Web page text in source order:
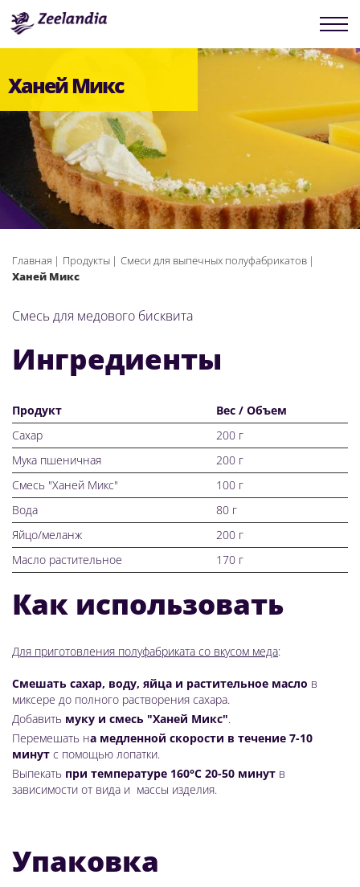
Ханей Микс
Главная Продукты
Смеси для выпечных полуфабрикатов
Ханей Микс
Смесь для медового бисквита
Ингредиенты
Продукт
Вес / Объем
Сахар
200 г
Мука пшеничная
200 г
Смесь "Ханей Микс"
100 г
Вода
80 г
Яйцо/меланж
200 г
Масло растительное
170 г
Как использовать
Для приготовления полуфабриката со вкусом меда:
Смешать сахар, воду, яйца и растительное масло в
миксере до полного растворения сахара.
Добавить муку и смесь "Ханей Микс".
Перемешать на медленной скорости в течение 7-10
минут с помощью лопатки.
Выпекать при температуре 160°С 20-50 минут в
зависимости от вида и массы изделия.
Упаковка